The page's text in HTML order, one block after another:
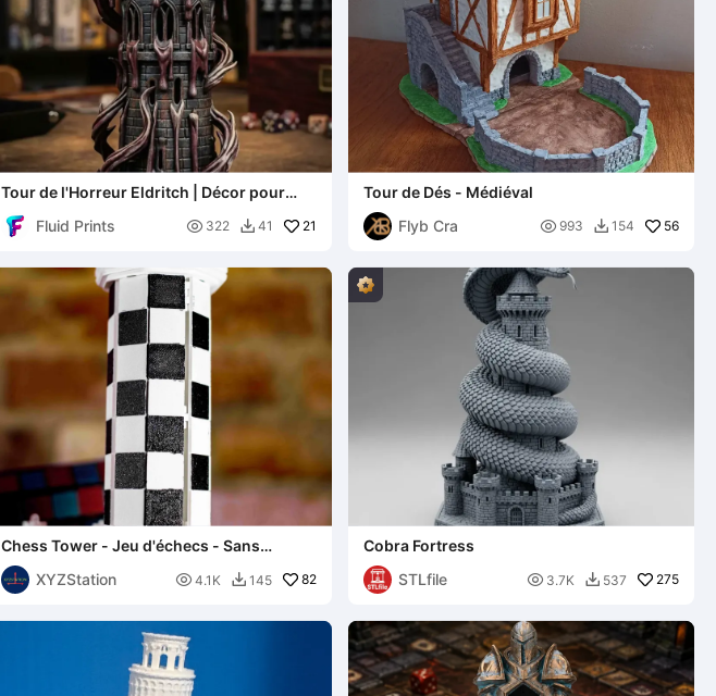
Tour de l'Horreur Eldritch | Décor pour
Fluid Prints
 322  41 21
Tour de Dés - Médiéval
Flyb Cra
 993  154 56
Chess Tower - Jeu d'échecs - Sans
support
XYZStation
 4.1K  145 82
Cobra Fortress
STLfile
 3.7K  537 275